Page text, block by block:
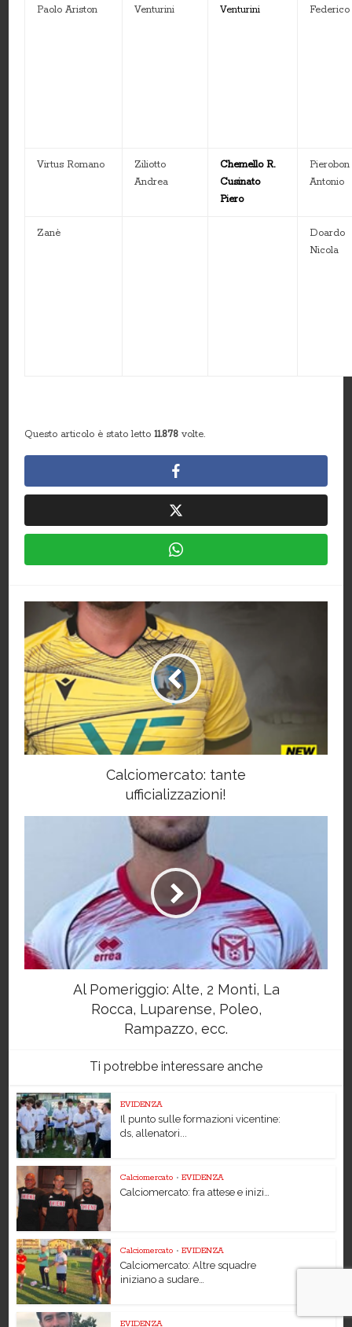
Paolo Ariston
Venturini
Venturini
Federico
Virtus Romano
Ziliotto
Andrea
Chemello R.
Cusinato
Piero
Pierobon
Antonio
Zanè
Doardo
Nicola
Questo articolo è stato letto11.878 volte.
Calciomercato: tante
ufficializzazioni!
Al Pomeriggio: Alte, 2 Monti, La
Rocca, Luparense, Poleo,
Rampazzo, ecc.
Ti potrebbe interessare anche
EVIDENZA
Il punto sulle formazioni vicentine:
ds, allenatori...
Calciomercato • EVIDENZA
Calciomercato: fra attese e inizi…
Calciomercato • EVIDENZA
Calciomercato: Altre squadre
iniziano a sudare…
EVIDENZA